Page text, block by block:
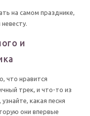
на самом празднике,
и
что нравится
трек, и что-то из
какая песня
они впервые